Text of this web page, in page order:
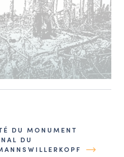
DU MONUMENT
DU